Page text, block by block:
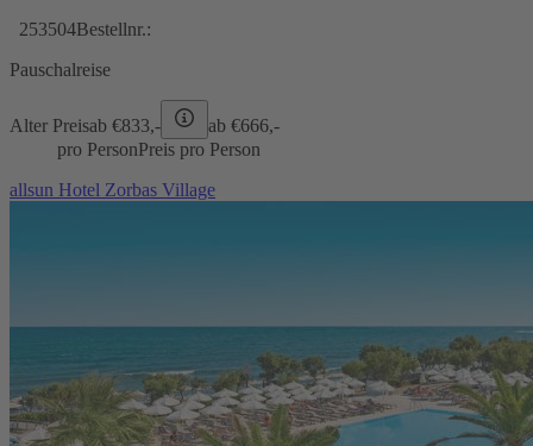
253504Bestellnr.:
Pauschalreise
Alter Preisab €833,- ab €666,-
pro PersonPreis pro Person
allsun Hotel Zorbas Village